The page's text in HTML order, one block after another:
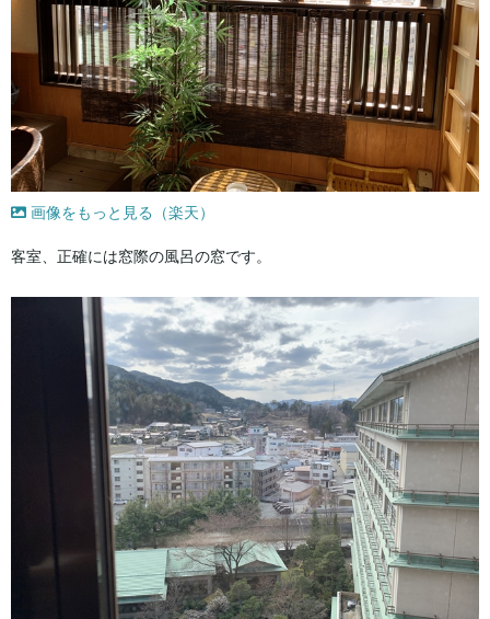
画像をもっと見る（楽天）
客室、正確には窓際の風呂の窓です。